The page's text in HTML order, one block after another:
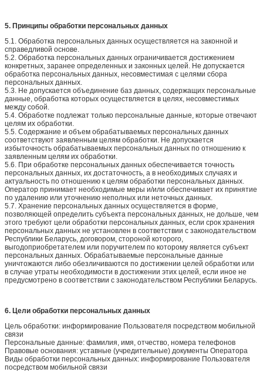
5. Принципы обработки персональных данных
5.1. Обработка персональных данных осуществляется на законной и
справедливой основе.
5.2. Обработка персональных данных ограничивается достижением
конкретных, заранее определенных и законных целей. Не допускается
обработка персональных данных, несовместимая с целями сбора
персональных данных.
5.3. Не допускается объединение баз данных, содержащих персональные
данные, обработка которых осуществляется в целях, несовместимых
между собой.
5.4. Обработке подлежат только персональные данные, которые отвечают
целям их обработки.
5.5. Содержание и объем обрабатываемых персональных данных
соответствуют заявленным целям обработки. Не допускается
избыточность обрабатываемых персональных данных по отношению к
заявленным целям их обработки.
5.6. При обработке персональных данных обеспечивается точность
персональных данных, их достаточность, а в необходимых случаях и
актуальность по отношению к целям обработки персональных данных.
Оператор принимает необходимые меры и/или обеспечивает их принятие
по удалению или уточнению неполных или неточных данных.
5.7. Хранение персональных данных осуществляется в форме,
позволяющей определить субъекта персональных данных, не дольше, чем
этого требуют цели обработки персональных данных, если срок хранения
персональных данных не установлен в соответствии с законодательством
Республики Беларусь, договором, стороной которого,
выгодоприобретателем или поручителем по которому является субъект
персональных данных. Обрабатываемые персональные данные
уничтожаются либо обезличиваются по достижении целей обработки или
в случае утраты необходимости в достижении этих целей, если иное не
предусмотрено в соответствии с законодательством Республики Беларусь.
6. Цели обработки персональных данных
Цель обработки: информирование Пользователя посредством мобильной
связи
Персональные данные: фамилия, имя, отчество, номера телефонов
Правовые основания: уставные (учредительные) документы Оператора
Виды обработки персональных данных: информирование Пользователя
посредством мобильной связи